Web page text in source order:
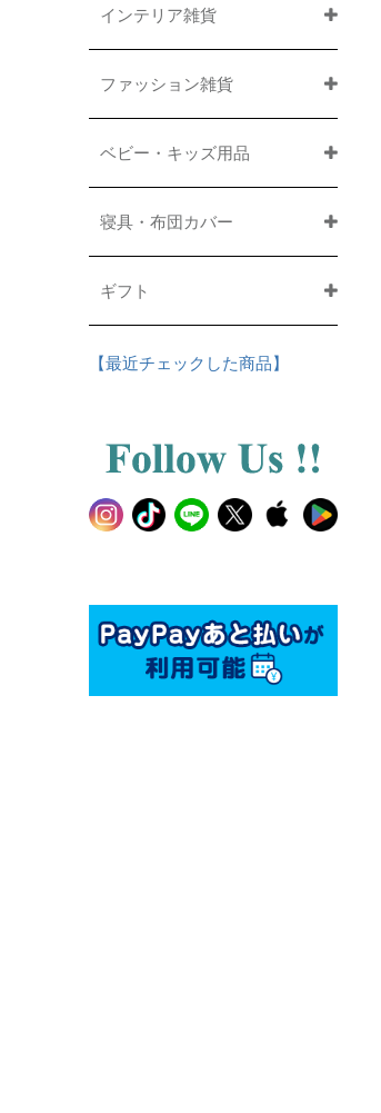
インテリア雑貨
ファッション雑貨
ベビー・キッズ用品
寝具・布団カバー
ギフト
【最近チェックした商品】